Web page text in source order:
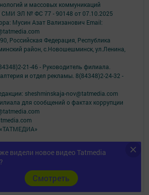
видели новое видео Tatmedia
Cмотреть
и массовых коммуникаций
СМИ ЭЛ № ФС 77 - 90148 от 07.10.2025
Мусин Азат Вализанович Email:
Российская Федерация, Республика
район, с.Новошешминск, ул.Ленина,
21-46 - Руководитель филиала.
и отдел рекламы. 8(84348)2-24-32 -
sheshminskaja-nov@tatmedia.com
для сообщений о фактах коррупции
«cookie»для персонализации сервисов и
сайтом.
можно отменить в настройках браузера.